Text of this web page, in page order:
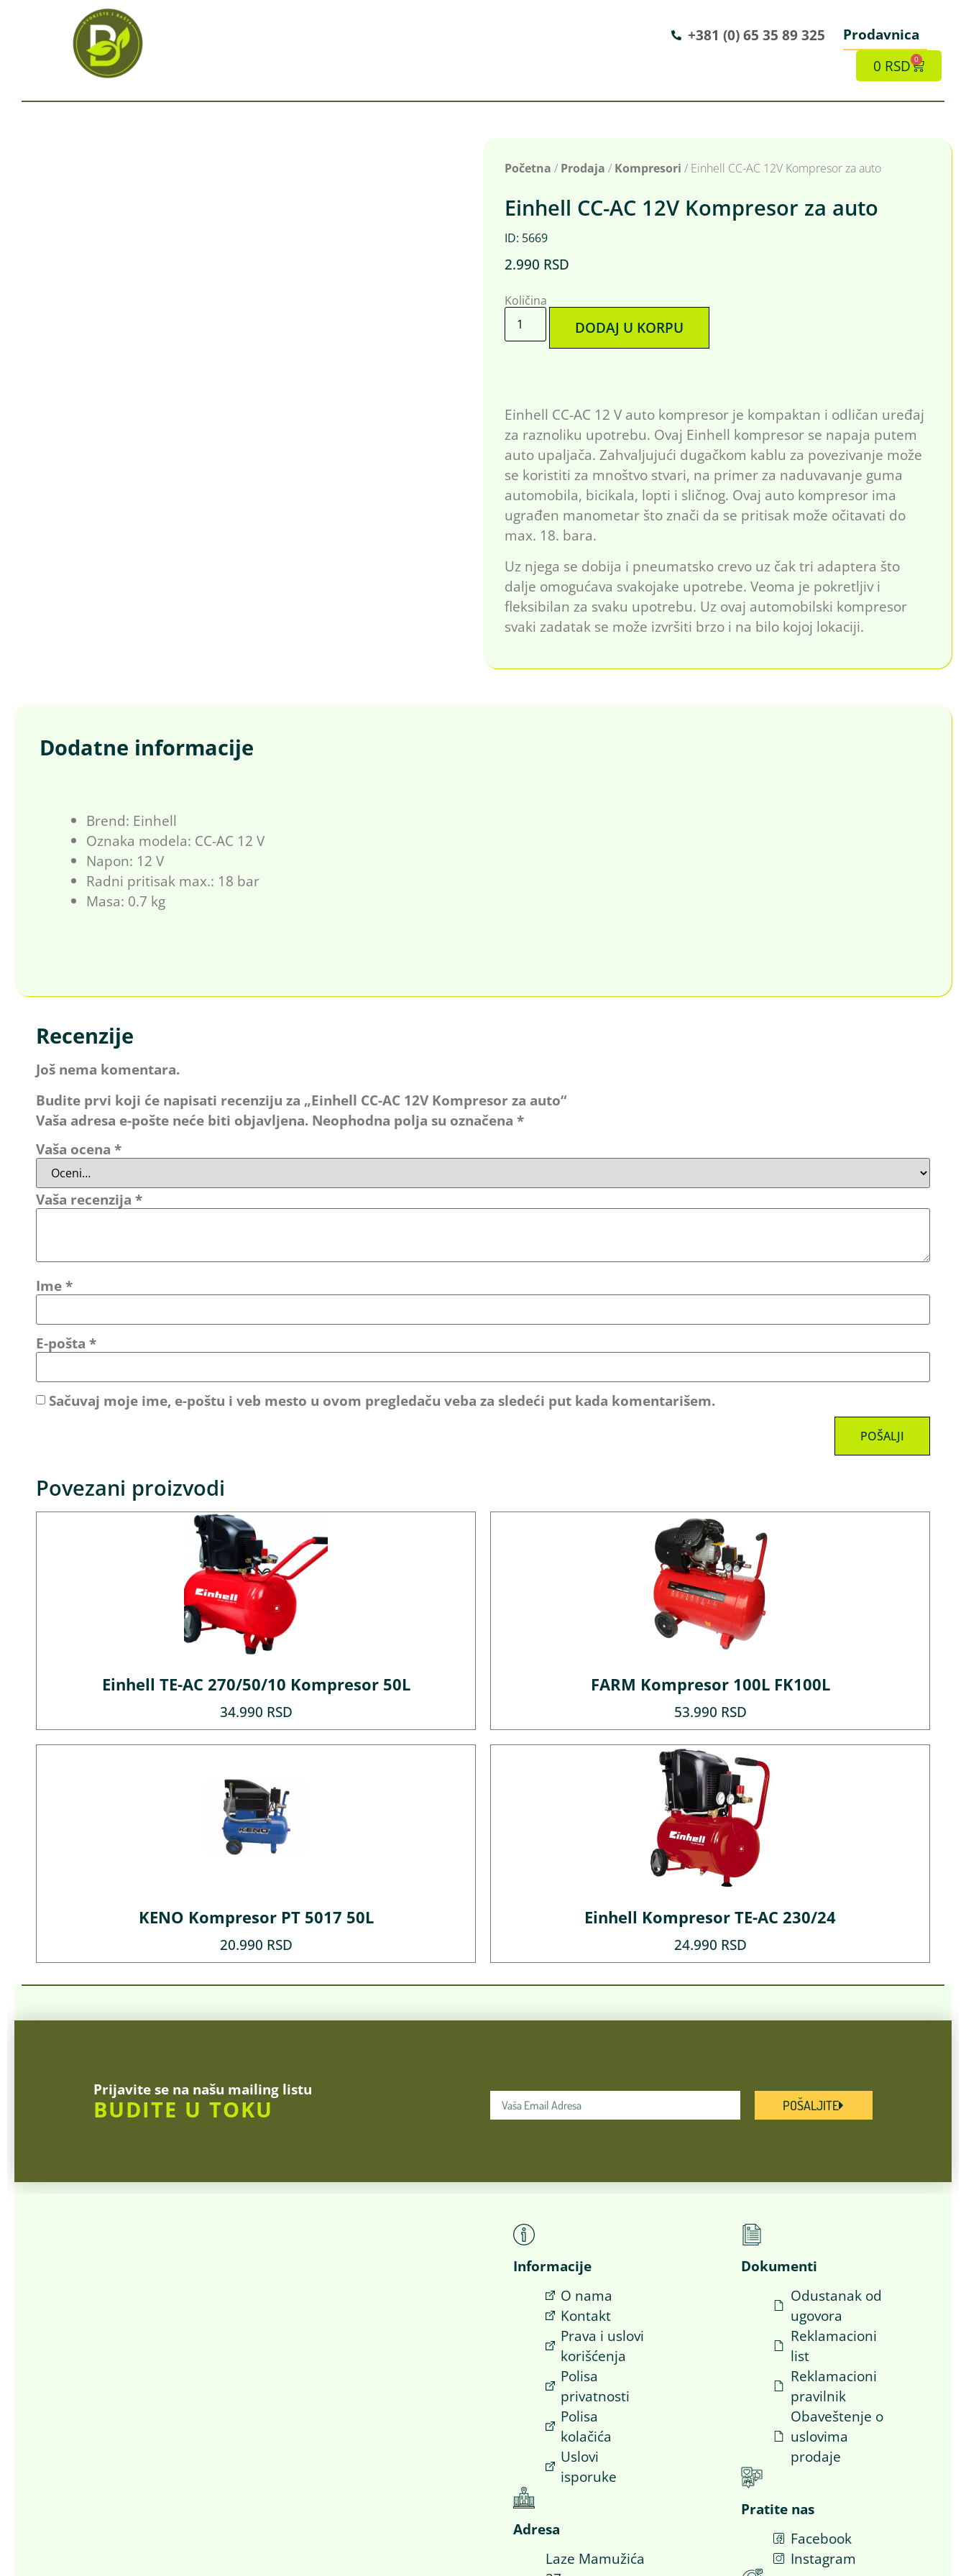
+381 (0) 65 35 89 325
Prodavnica
0 RSD 0
Početna / Prodaja / Kompresori / Einhell CC-AC 12V Kompresor za auto
Einhell CC-AC 12V Kompresor za auto
ID: 5669
2.990 RSD
Količina
DODAJ U KORPU
Einhell CC-AC 12 V auto kompresor je kompaktan i odličan uređaj
za raznoliku upotrebu. Ovaj Einhell kompresor se napaja putem
auto upaljača. Zahvaljujući dugačkom kablu za povezivanje može
se koristiti za mnoštvo stvari, na primer za naduvavanje guma
automobila, bicikala, lopti i sličnog. Ovaj auto kompresor ima
ugrađen manometar što znači da se pritisak može očitavati do
max. 18. bara.
Uz njega se dobija i pneumatsko crevo uz čak tri adaptera što
dalje omogućava svakojake upotrebe. Veoma je pokretljiv i
fleksibilan za svaku upotrebu. Uz ovaj automobilski kompresor
svaki zadatak se može izvršiti brzo i na bilo kojoj lokaciji.
Dodatne informacije
Brend: Einhell
Oznaka modela: CC-AC 12 V
Napon: 12 V
Radni pritisak max.: 18 bar
Masa: 0.7 kg
Recenzije
Još nema komentara.
Budite prvi koji će napisati recenziju za „Einhell CC-AC 12V Kompresor za auto“
Vaša adresa e-pošte neće biti objavljena. Neophodna polja su označena *
Vaša ocena *
Vaša recenzija *
Ime*
E-pošta *
Sačuvaj moje ime, e-poštu i veb mesto u ovom pregledaču veba za sledeći put kada komentarišem.
Povezani proizvodi
Einhell TE-AC 270/50/10 Kompresor 50L
34.990 RSD
FARM Kompresor 100L FK100L
53.990 RSD
KENO Kompresor PT 5017 50L
20.990 RSD
Einhell Kompresor TE-AC 230/24
24.990 RSD
Prijavite se na našu mailing listu
BUDITE U TOKU POŠALJITE
Informacije
O nama
Kontakt
Prava i uslovi
korišćenja
Polisa
privatnosti
Polisa
kolačića
Uslovi
isporuke
Adresa
Laze Mamužića
Dokumenti
Odustanak od
ugovora
Reklamacioni
list
Reklamacioni
pravilnik
Obaveštenje o
uslovima
prodaje
Pratite nas
Facebook
Instagram